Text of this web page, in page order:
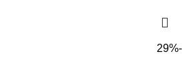
-29%